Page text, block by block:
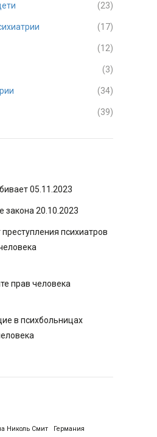
(23)
(17)
(12)
(3)
(34)
(39)
05.11.2023
закона 20.10.2023
психиатров
прав человека
в психбольницах
Николь Смит Германия